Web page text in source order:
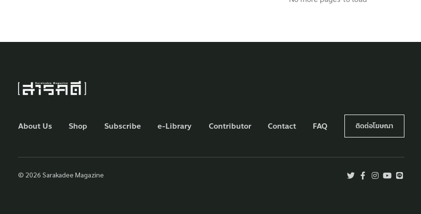
About Us Shop Subscribe e-Library Contributor Contact FAQ ติดต่อโฆษณา
© 2026 Sarakadee Magazine